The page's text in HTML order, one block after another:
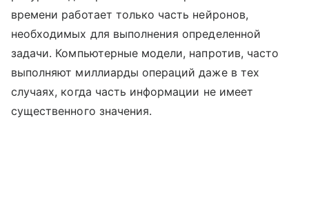
времени работает только часть нейронов,
необходимых для выполнения определенной
задачи. Компьютерные модели, напротив, часто
выполняют миллиарды операций даже в тех
случаях, когда часть информации не имеет
существенного значения.